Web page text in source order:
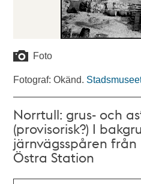
Foto
Fotograf: Okänd.
Norrtull: grus- och
(provisorisk?) I
järnvägsspåren
Östra Station